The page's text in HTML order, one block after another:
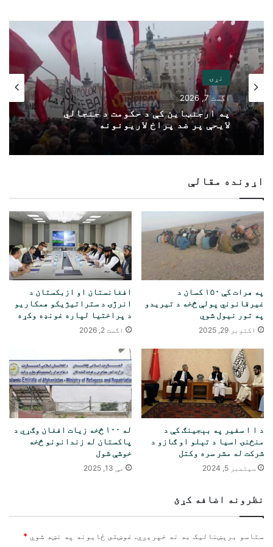
نړۍ
اگست 7, 2026
په ارجنټاین کې د حکومت د جنجالي
لایحې پر ضد پراخ لاریونونه
اړونده مقالې
په هرات کې ۱۵۰ کسان د
غیرقانوني پولې څخه د تیریدو
په تور نیول شوي
اکتوبر 29, 2025
افغانستان او ازبکستان د
انرژۍ د ستراتیژیکو همکاریو
د پراختیا لپاره غونډه وکړه
اگست 2, 2026
د ا ا سفير په بېجينګ کې د
منځنۍ اسيا د تېلو او ګازو د
شرکت له مشر سره وکتل
سپتمبر 5, 2024
له ۱۰۰ څخه زیات افغان وګړي د
پاکستان له زندانونو څخه
خوشې شول
مې 13, 2025
نظرونه اضافه کړئ
ستاسو برېښناليک به نه خپريږي. غوښتى ځایونه په نښه شوي *